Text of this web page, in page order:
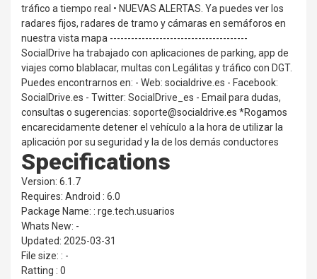
tráfico a tiempo real • NUEVAS ALERTAS. Ya puedes ver los
radares fijos, radares de tramo y cámaras en semáforos en
nuestra vista mapa ---------------------------------------
SocialDrive ha trabajado con aplicaciones de parking, app de
viajes como blablacar, multas con Legálitas y tráfico con DGT.
Puedes encontrarnos en: - Web: socialdrive.es - Facebook:
SocialDrive.es - Twitter: SocialDrive_es - Email para dudas,
consultas o sugerencias: soporte@socialdrive.es *Rogamos
encarecidamente detener el vehículo a la hora de utilizar la
aplicación por su seguridad y la de los demás conductores
Specifications
Version: 6.1.7
Requires: Android : 6.0
Package Name: : rge.tech.usuarios
Whats New: -
Updated: 2025-03-31
File size: : -
Ratting : 0